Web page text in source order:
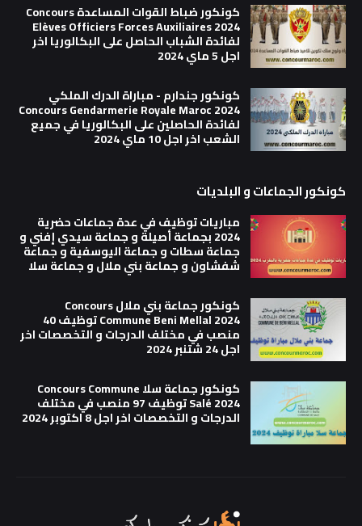
كونكور ضباط القوات المساعدة Concours
Elèves Officiers Forces Auxiliaires 2024
لفائدة الشباب الحاصل على البكالوريا اخر
اجل 5 ماي 2024
كونكور جندارم - مباراة الدرك الملكي
Concours Gendarmerie Royale Maroc 2024
لفائدة الحاصلين على البكالوريا في جميع
الشعب اخر اجل 10 ماي 2024
كونكور الجماعات و البلديات
مباريات توظيف في عدة جماعات حضرية
2024 بجماعة أصيلة و جماعة سيدي إفني و
جماعة سطات و جماعة اليوسفية و جماعة
شفشاون و جماعة بني ملال و جماعة سلا
كونكور جماعة بني ملال Concours
Commune Beni Mellal 2024 توظيف 40
منصب في مختلف الدرجات و التخصصات اخر
اجل 24 شتنبر 2024
كونكور جماعة سلا Concours Commune
Salé 2024 توظيف 97 منصب في مختلف
الدرجات و التخصصات اخر اجل 8 اكتوبر 2024